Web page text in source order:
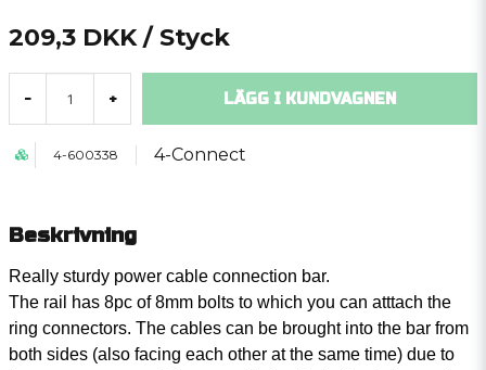
209,3 DKK / Styck
- + LÄGG I KUNDVAGNEN
4-600338 4-Connect
Beskrivning
Really sturdy power cable connection bar.
The rail has 8pc of 8mm bolts to which you can atttach the
ring connectors. The cables can be brought into the bar from
both sides (also facing each other at the same time) due to